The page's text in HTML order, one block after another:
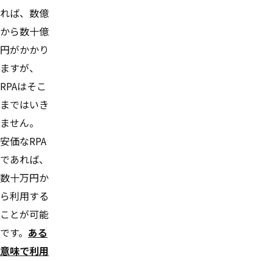
れば、数億
から数十億
円がかかり
ますが、
RPAはそこ
まではいき
ません。
安価なRPA
であれば、
数十万円か
ら利用する
ことが可能
です。 ある
意味で利用